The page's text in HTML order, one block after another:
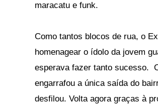
maracatu e funk.
Como tantos blocos de rua, o
homenagear o ídolo da jovem
esperava fazer tanto sucesso.
engarrafou a única saída do
desfilou. Volta agora graças à